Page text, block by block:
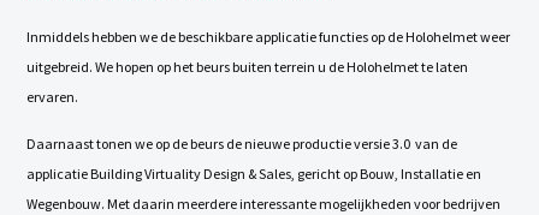
Inmiddels hebben we de beschikbare applicatie functies op de Holohelmet weer
uitgebreid. We hopen op het beurs buiten terrein u de Holohelmet te laten
ervaren.
Daarnaast tonen we op de beurs de nieuwe productie versie 3.0 van de
applicatie Building Virtuality Design & Sales, gericht op Bouw, Installatie en
Wegenbouw. Met daarin meerdere interessante mogelijkheden voor bedrijven